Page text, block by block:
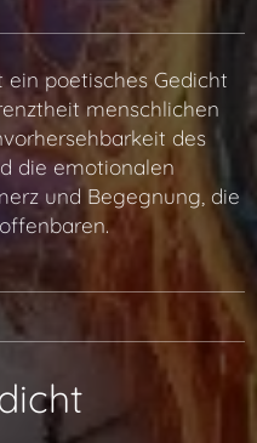
ein poetisches Gedicht
menschlichen
des
die emotionalen
und Begegnung, die